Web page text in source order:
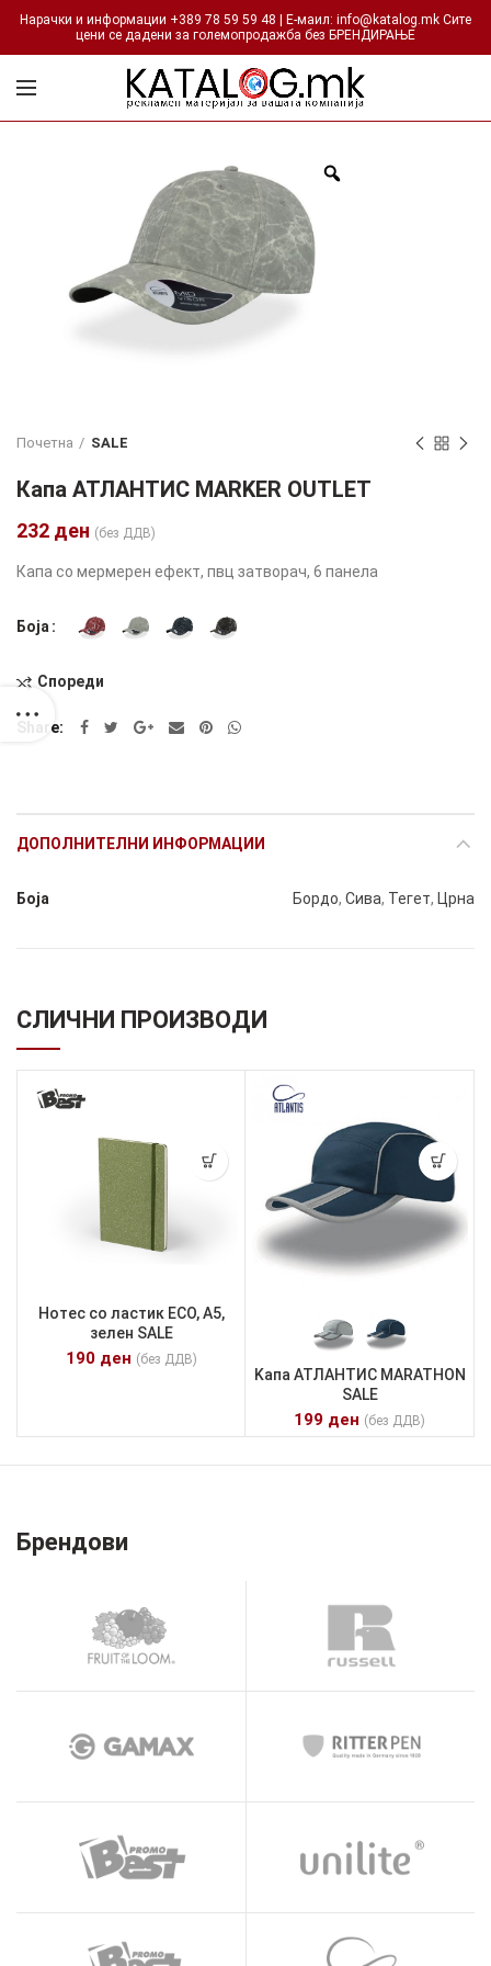
Нарачки и информации +389 78 59 59 48 | Е-маил: info@katalog.mk Сите
цени се дадени за големопродажба без БРЕНДИРАЊЕ
Почетна SALE
Капа АТЛАНТИС MARKER OUTLET
232 ден (без ДДВ)
Капа со мермерен ефект, пвц затворач, 6 панела
Боја
Alternative:
Спореди
Share
ДОПОЛНИТЕЛНИ ИНФОРМАЦИИ
Боја Бордо, Сива, Тегет, Црна
СЛИЧНИ ПРОИЗВОДИ
Нотес со ластик ECO, А5,
зелен SALE
190 ден (без ДДВ)
Kапа АТЛАНТИС MARATHON
SALE
199 ден (без ДДВ)
Брендови